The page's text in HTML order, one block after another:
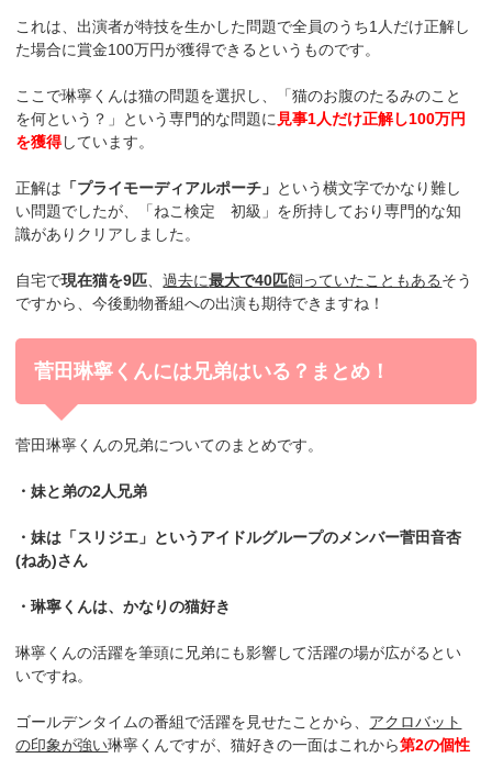
これは、出演者が特技を生かした問題で全員のうち1人だけ正解し
た場合に賞金100万円が獲得できるというものです。
ここで琳寧くんは猫の問題を選択し、「猫のお腹のたるみのこと
を何という？」という専門的な問題に 見事1人だけ正解し100万円
を獲得しています。
正解は 「プライモーディアルポーチ」 という横文字でかなり難し
い問題でしたが、
「ねこ検定 初級」 を所持しており専門的な知
識がありクリアしました。
自宅で現在猫を9匹 、過去に最大で40匹飼っていたこともあるそう
ですから、今後動物番組への出演も期待できますね！
菅田琳寧くんには兄弟はいる？まとめ！
菅田琳寧くんの兄弟についてのまとめです。
・妹と弟の2人兄弟
・妹は「スリジエ」というアイドルグループのメンバー菅田音杏
(ねあ)さん
・琳寧くんは、かなりの猫好き
琳寧くんの活躍を筆頭に 兄弟にも影響して活躍の場が広がるとい
いですね。
ゴールデンタイムの番組で活躍を見せたことから、 アクロバット
の印象が強い琳寧くんですが、猫好きの一面はこれから第2の個性